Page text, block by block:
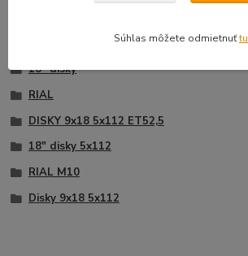
Tovar zaradený v kategóriách
18" disky
RIAL
DISKY 9x18 5x112 ET52,5
18" disky 5x112
RIAL M10
Disky 9x18 5x112
Súhlas môžete odmietnuťtu